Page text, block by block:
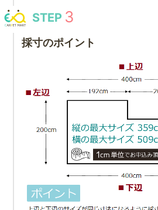
STEP
採寸のポイント